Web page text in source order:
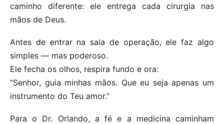
caminho diferente: ele entrega cada cirurgia nas
mãos de Deus.
Antes de entrar na sala de operação, ele faz algo
simples — mas poderoso.
Ele fecha os olhos, respira fundo e ora:
“Senhor, guia minhas mãos. Que eu seja apenas um
instrumento do Teu amor.”
Para o Dr. Orlando, a fé e a medicina caminham